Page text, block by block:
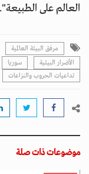
العالم على الطبيعة".
مرفق البيئة العالمية
الأضرار البيئية
سوريا
تداعيات الحروب والنزاعات
موضوعات ذات صلة